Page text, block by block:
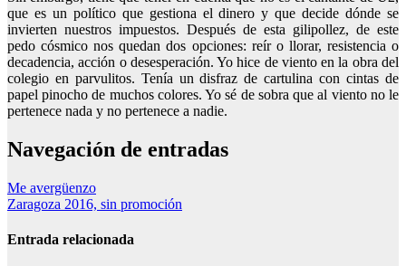
que es un político que gestiona el dinero y que decide dónde se
invierten nuestros impuestos. Después de esta gilipollez, de este
pedo cósmico nos quedan dos opciones: reír o llorar, resistencia o
decadencia, acción o desesperación. Yo hice de viento en la obra del
colegio en parvulitos. Tenía un disfraz de cartulina con cintas de
papel pinocho de muchos colores. Yo sé de sobra que al viento no le
pertenece nada y no pertenece a nadie.
Navegación de entradas
Me avergüenzo
Zaragoza 2016, sin promoción
Entrada relacionada